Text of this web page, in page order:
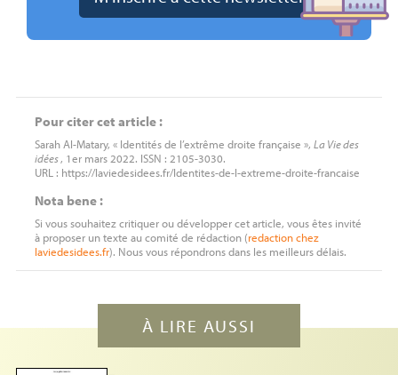
Pour citer cet article :
Sarah Al-Matary, « Identités de l’extrême droite française », La Vie des
idées, 1er mars 2022. ISSN : 2105-3030.
URL : https://laviedesidees.fr/Identites-de-l-extreme-droite-francaise
Nota bene :
Si vous souhaitez critiquer ou développer cet article, vous êtes invité
à proposer un texte au comité de rédaction (redactionchez
laviedesidees.fr). Nous vous répondrons dans les meilleurs délais.
À LIRE AUSSI